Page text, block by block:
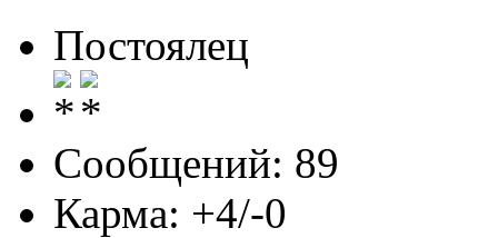
Постоялец
Сообщений: 89
Карма: +4/-0